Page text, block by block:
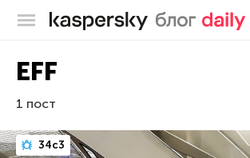
Блог Касперского
EFF
1 пост
34c3